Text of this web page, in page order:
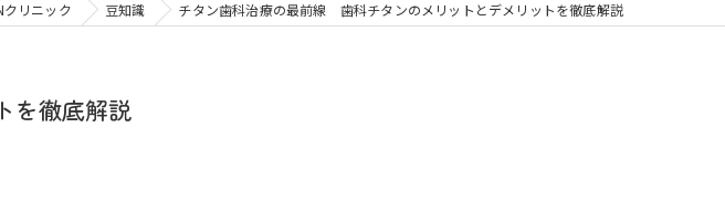
の矯正 子どもの矯正
リニック 豆知識 チタン歯科治療の最前線 歯科チタンのメリットとデメリットを徹底解説
を徹底解説